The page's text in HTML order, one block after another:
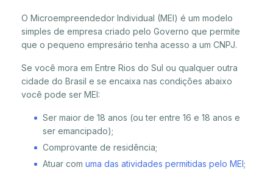
O Microempreendedor Individual (MEI) é um modelo
simples de empresa criado pelo Governo que permite
que o pequeno empresário tenha acesso a um CNPJ.
Se você mora em Entre Rios do Sul ou qualquer outra
cidade do Brasil e se encaixa nas condições abaixo
você pode ser MEI:
Ser maior de 18 anos (ou ter entre 16 e 18 anos e
ser emancipado);
Comprovante de residência;
Atuar com uma das atividades permitidas pelo MEI;